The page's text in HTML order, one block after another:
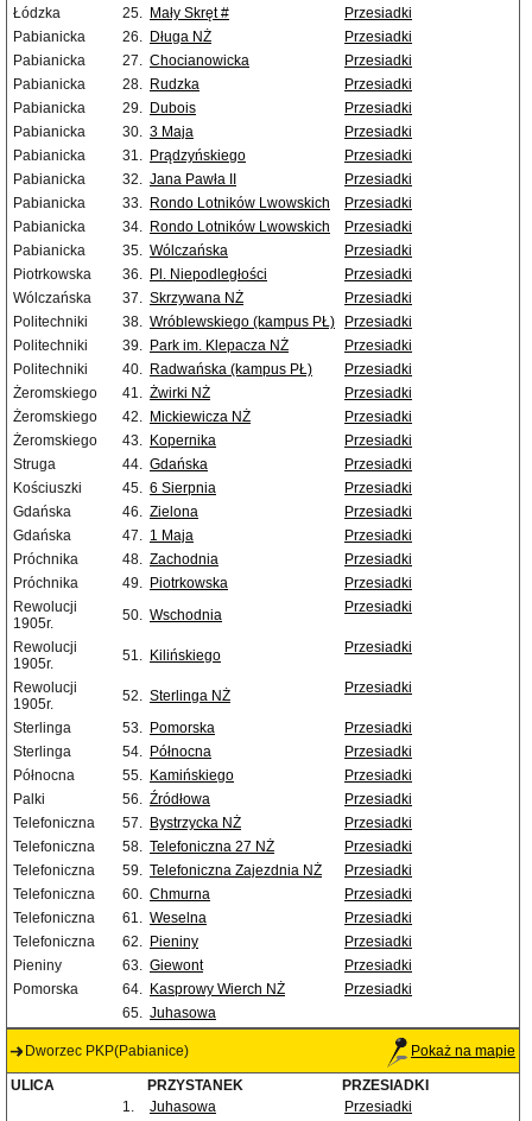
Łódzka
25. Mały Skręt #
Przesiadki
Pabianicka
26. Długa NŻ
Przesiadki
Pabianicka
27. Chocianowicka
Przesiadki
Pabianicka
28. Rudzka
Przesiadki
Pabianicka
29. Dubois
Przesiadki
Pabianicka
30. 3 Maja
Przesiadki
Pabianicka
31. Prądzyńskiego
Przesiadki
Pabianicka
32. Jana Pawła II
Przesiadki
Pabianicka
33. Rondo Lotników Lwowskich
Przesiadki
Pabianicka
34. Rondo Lotników Lwowskich
Przesiadki
Pabianicka
35. Wólczańska
Przesiadki
Piotrkowska
36. Pl. Niepodległości
Przesiadki
Wólczańska
37. Skrzywana NŻ
Przesiadki
Politechniki
38. Wróblewskiego (kampus PŁ)
Przesiadki
Politechniki
39. Park im. Klepacza NŻ
Przesiadki
Politechniki
40. Radwańska (kampus PŁ)
Przesiadki
Żeromskiego
41. Żwirki NŻ
Przesiadki
Żeromskiego
42. Mickiewicza NŻ
Przesiadki
Żeromskiego
43. Kopernika
Przesiadki
Struga
44. Gdańska
Przesiadki
Kościuszki
45. 6 Sierpnia
Przesiadki
Gdańska
46. Zielona
Przesiadki
Gdańska
47. 1 Maja
Przesiadki
Próchnika
48. Zachodnia
Przesiadki
Próchnika
49. Piotrkowska
Przesiadki
Rewolucji
1905r.
50. Wschodnia Przesiadki
Rewolucji
1905r.
51. Kilińskiego Przesiadki
Rewolucji
1905r.
52. Sterlinga NŻ Przesiadki
Sterlinga 53. Pomorska
Przesiadki
Sterlinga
54. Północna
Przesiadki
Północna
55. Kamińskiego
Przesiadki
Palki
56. Źródłowa
Przesiadki
Telefoniczna
57. Bystrzycka NŻ
Przesiadki
Telefoniczna
58. Telefoniczna 27 NŻ
Przesiadki
Telefoniczna
59. Telefoniczna Zajezdnia NŻ
Przesiadki
Telefoniczna
60. Chmurna
Przesiadki
Telefoniczna
61. Weselna
Przesiadki
Telefoniczna
62. Pieniny
Przesiadki
Pieniny
63. Giewont
Przesiadki
Pomorska
64. Kasprowy Wierch NŻ
Przesiadki
65. Juhasowa
Dworzec PKP(Pabianice) Pokaż na mapie
ULICA PRZYSTANEK
PRZESIADKI
1.
Juhasowa
Przesiadki